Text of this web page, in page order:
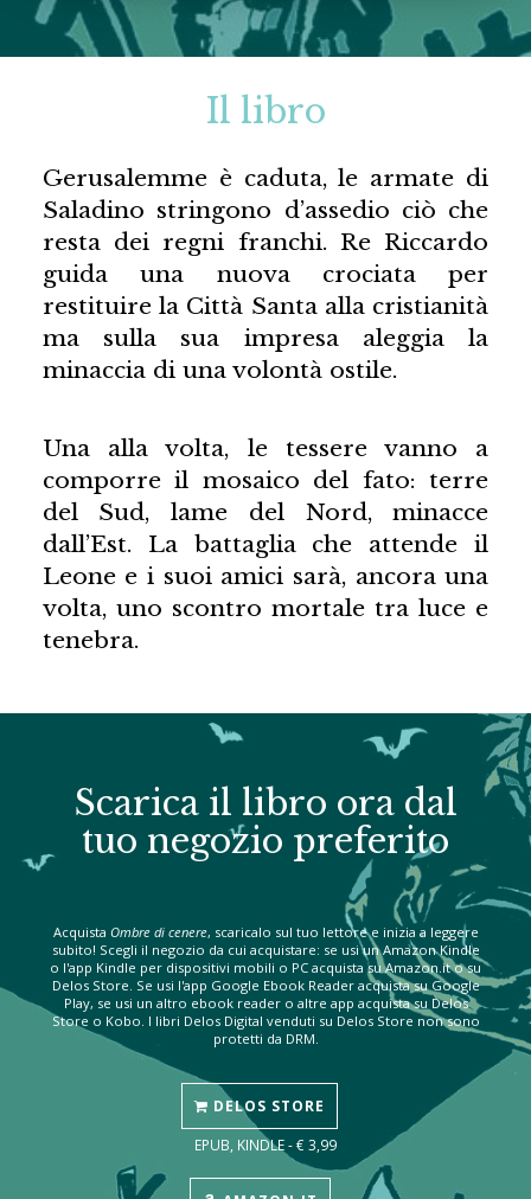
Il libro
Gerusalemme è caduta, le armate di
Saladino stringono d’assedio ciò che
resta dei regni franchi. Re Riccardo
guida una nuova crociata per
restituire la Città Santa alla cristianità
ma sulla sua impresa aleggia la
minaccia di una volontà ostile.
Una alla volta, le tessere vanno a
comporre il mosaico del fato: terre
del Sud, lame del Nord, minacce
dall’Est. La battaglia che attende il
Leone e i suoi amici sarà, ancora una
volta, uno scontro mortale tra luce e
tenebra.
Scarica il libro ora dal
tuo negozio preferito
Acquista Ombre di cenere, scaricalo sul tuo lettore e inizia a leggere
subito! Scegli il negozio da cui acquistare: se usi un Amazon Kindle
o l'app Kindle per dispositivi mobili o PC acquista su Amazon.it o su
Delos Store. Se usi l'app Google Ebook Reader acquista su Google
Play, se usi un altro ebook reader o altre app acquista su Delos
Store o Kobo. I libri Delos Digital venduti su Delos Store non sono
protetti da DRM.
DELOS STORE
EPUB, KINDLE - € 3,99